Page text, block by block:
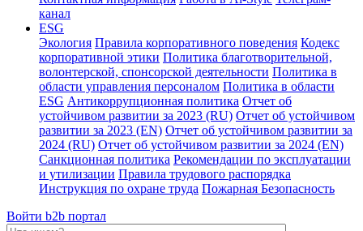
канал
ESG
Экология Правила корпоративного поведения Кодекс
корпоративной этики Политика благотворительной,
волонтерской, спонсорской деятельности Политика в
области управления персоналом Политика в области
ESG Антикоррупционная политика Отчет об
устойчивом развитии за 2023 (RU) Отчет об устойчивом
развитии за 2023 (EN) Отчет об устойчивом развитии за
2024 (RU) Отчет об устойчивом развитии за 2024 (EN)
Санкционная политика Рекомендации по эксплуатации
и утилизации Правила трудового распорядка
Инструкция по охране труда Пожарная Безопасность
Войти b2b портал